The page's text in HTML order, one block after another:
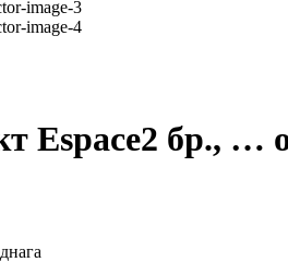
Espace2 бр., …